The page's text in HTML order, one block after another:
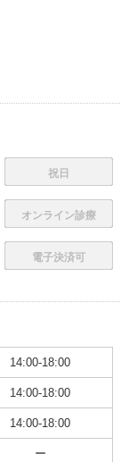
祝日
オンライン診療
電子決済可
14:00-18:00
14:00-18:00
14:00-18:00
ー